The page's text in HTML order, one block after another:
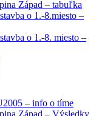
Západ – tabuľka
o 1.-8.miesto –
o 1.-8. miesto –
– info o tíme
Západ – Výsledky